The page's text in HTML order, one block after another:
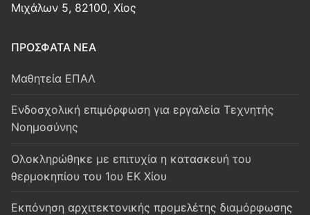
Μιχάλων 5, 82100, Χίος
ΠΡΟΣΦΑΤΑ ΝΕΑ
Μαθητεία ΕΠΑΛ
Ενδοσχολική επιμόρφωση για εργαλεία Τεχνητής
Νοημοσύνης
Oλοκληρώθηκε με επιτυχία η κατασκευή του
θερμοκηπίου του 1ου ΕΚ Χίου
Εκπόνηση αρχιτεκτονικής προμελέτης διαμόρφωσης